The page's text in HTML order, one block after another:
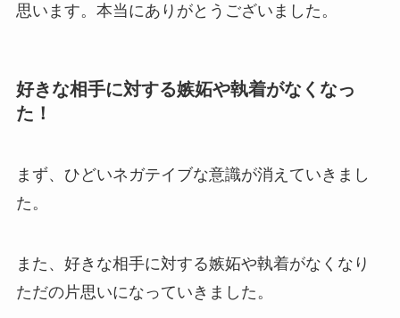
思います。本当にありがとうございました。
好きな相手に対する嫉妬や執着がなくなっ
た！
まず、ひどいネガテイブな意識が消えていきまし
た。
また、好きな相手に対する嫉妬や執着がなくなり
ただの片思いになっていきました。